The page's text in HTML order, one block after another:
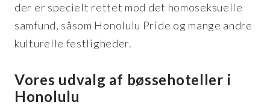
der er specielt rettet mod det homoseksuelle
samfund, såsom Honolulu Pride og mange andre
kulturelle festligheder.
Vores udvalg af bøssehoteller i
Honolulu